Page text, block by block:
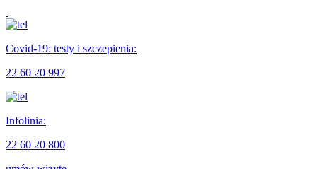
Covid-19: testy i szczepienia:
22 60 20 997
Infolinia:
22 60 20 800